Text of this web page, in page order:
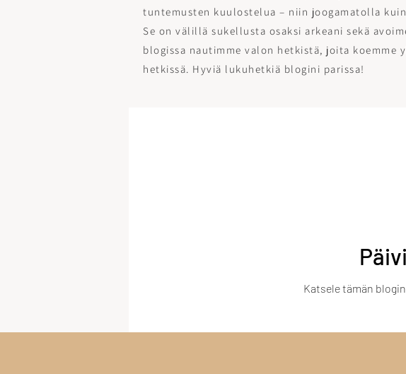
tuntemusten kuulostelua – niin joogamatolla
Se on välillä sukellusta osaksi arkeani sekä
blogissa nautimme valon hetkistä, joita koemme
hetkissä. Hyviä lukuhetkiä blogini parissa!
Katsele tämän